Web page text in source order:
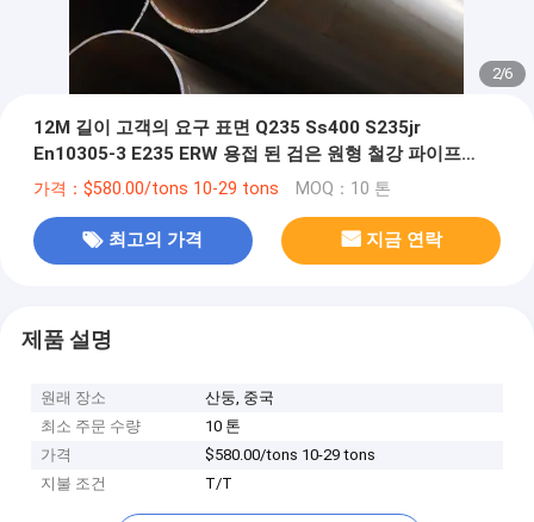
2/6
12M 길이 고객의 요구 표면 Q235 Ss400 S235jr
En10305-3 E235 ERW 용접 된 검은 원형 철강 파이프
ASTM A106 Gr.B
가격：$580.00/tons 10-29 tons MOQ：10 톤
최고의 가격 지금 연락
제품 설명
원래 장소
산둥, 중국
최소 주문 수량
10 톤
가격
$580.00/tons 10-29 tons
지불 조건
T/T